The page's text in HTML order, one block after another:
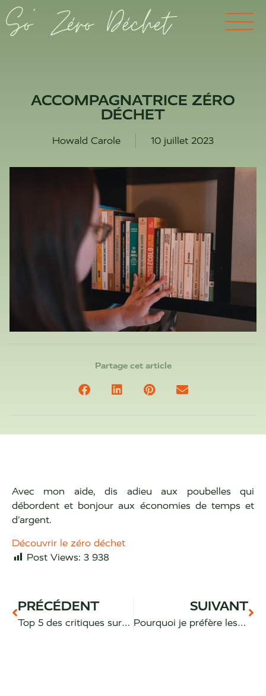
ACCOMPAGNATRICE ZÉRO
DÉCHET
Howald Carole 10 juillet 2023
Partage cet article
Avec mon aide, dis adieu aux poubelles qui
débordent et bonjour aux économies de temps et
d’argent.
Découvrir le zéro déchet
Post Views: 3 938
PRÉCÉDENT
Top 5 des critiques sur le zéro déchet
SUIVANT
Pourquoi je préfère les produits ménagers naturels aux produits industriels